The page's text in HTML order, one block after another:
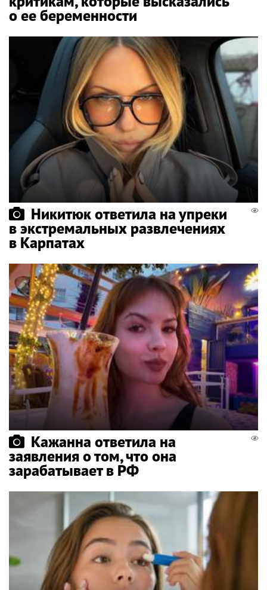
о ее беременности
Никитюк ответила на упреки
в экстремальных развлечениях
в Карпатах
Кажанна ответила на
заявления о том, что она
зарабатывает в РФ